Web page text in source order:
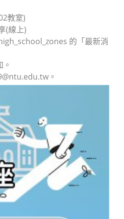
教室)
(線上)
的「最新消
。